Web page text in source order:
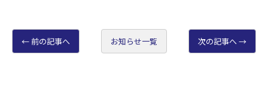
前の記事へ お知らせ一覧 次の記事へ